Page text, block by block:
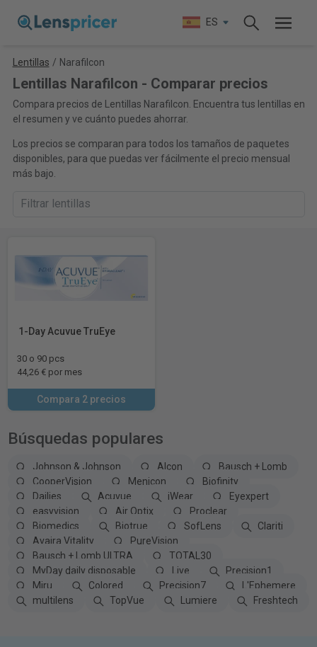
ES
Lentillas / Narafilcon
Lentillas Narafilcon - Comparar precios
Compara precios de Lentillas Narafilcon. Encuentra tus lentillas en
el resumen y ve cuánto puedes ahorrar.
Los precios se comparan para todos los tamaños de paquetes
disponibles, para que puedas ver fácilmente el precio mensual
más bajo.
1-Day Acuvue TruEye
30 o 90 pcs
44,26 € por mes
Compara 2 precios
Búsquedas populares
Johnson & Johnson Alcon
Bausch + Lomb
CooperVision
Menicon
Biofinity
Dailies
Acuvue iWear
Eyexpert
easyvision
Air Optix
Proclear
Biomedics
Biotrue SofLens
Clariti
Avaira Vitality
PureVision
Bausch + Lomb ULTRA
TOTAL30
MyDay daily disposable
Live
Precision1
Miru
Colored Precision7
L'Ephemere
multilens
TopVue Lumiere Freshtech